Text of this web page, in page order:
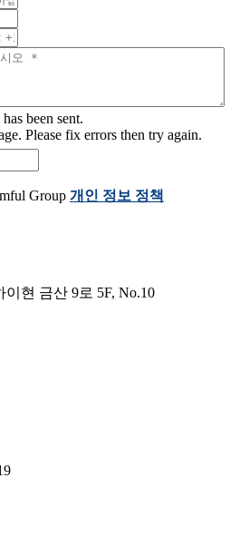
been sent.
Please fix errors then try again.
Group 개인 정보 정책
현 금산 9로 5F, No.10